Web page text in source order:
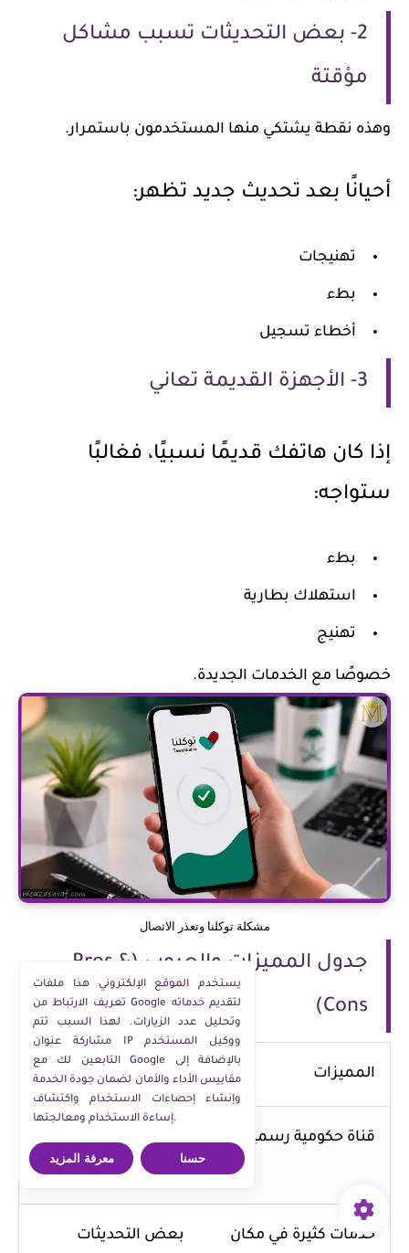
2- بعض التحديثات تسبب مشاكل
مؤقتة
وهذه نقطة يشتكي منها المستخدمون باستمرار.
أحيانًا بعد تحديث جديد تظهر:
تهنيجات
بطء
أخطاء تسجيل
3- الأجهزة القديمة تعاني
إذا كان هاتفك قديمًا نسبيًا، فغالبًا
ستواجه:
بطء
استهلاك بطارية
تهنيج
خصوصًا مع الخدمات الجديدة.
مشكلة توكلنا وتعذر الاتصال
جدول المميزات والعيوب (Pros &
Cons)
المميزات العيوب
قناة حكومية رسمية
الشبكة
خدمات كثيرة في مكان بعض التحديثات
يستخدم الموقع الإلكتروني هذا ملفات
تعريف الارتباط من Google لتقديم خدماته
وتحليل عدد الزيارات. لهذا السبب تتم
مشاركة عنوان IP ووكيل المستخدم
التابعين لك مع Google بالإضافة إلى
مقاييس الأداء والأمان لضمان جودة الخدمة
وإنشاء إحصاءات الاستخدام واكتشاف
إساءة الاستخدام ومعالجتها.
معرفة المزيد حسنا